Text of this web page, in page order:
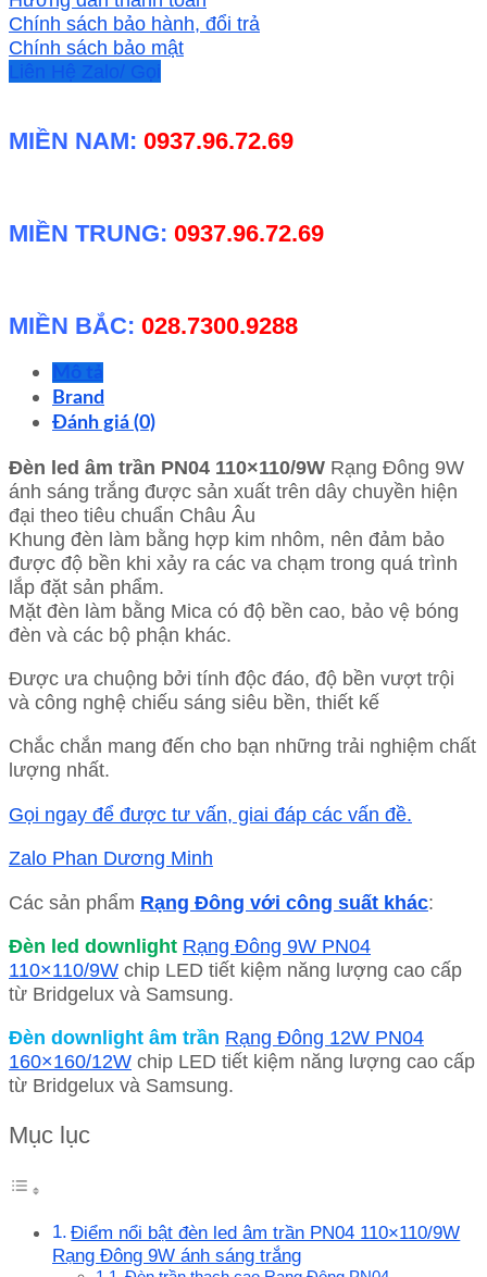
trắng
số
lượng
Chính sách bảo hành, đổi trả
Chính sách bảo mật
Liên Hệ Zalo/ Gọi
MIỀN NAM: 0937.96.72.69
MIỀN TRUNG: 0937.96.72.69
MIỀN BẮC: 028.7300.9288
Mô tả
Brand
Đánh giá (0)
Đèn led âm trần PN04 110×110/9W Rạng Đông 9W
ánh sáng trắng được sản xuất trên dây chuyền hiện
đại theo tiêu chuẩn Châu Âu
Khung đèn làm bằng hợp kim nhôm, nên đảm bảo
được độ bền khi xảy ra các va chạm trong quá trình
lắp đặt sản phẩm.
Mặt đèn làm bằng Mica có độ bền cao, bảo vệ bóng
đèn và các bộ phận khác.
Được ưa chuộng bởi tính độc đáo, độ bền vượt trội
và công nghệ chiếu sáng siêu bền, thiết kế
Chắc chắn mang đến cho bạn những trải nghiệm chất
lượng nhất.
Gọi ngay để được tư vấn, giai đáp các vấn đề.
Zalo Phan Dương Minh
Các sản phẩm Rạng Đông với công suất khác:
Đèn led downlight Rạng Đông 9W PN04
110×110/9W chip LED tiết kiệm năng lượng cao cấp
từ Bridgelux và Samsung.
Đèn downlight âm trần Rạng Đông 12W PN04
160×160/12W chip LED tiết kiệm năng lượng cao cấp
từ Bridgelux và Samsung.
Mục lục
Điểm nổi bật đèn led âm trần PN04 110×110/9W
Rạng Đông 9W ánh sáng trắng